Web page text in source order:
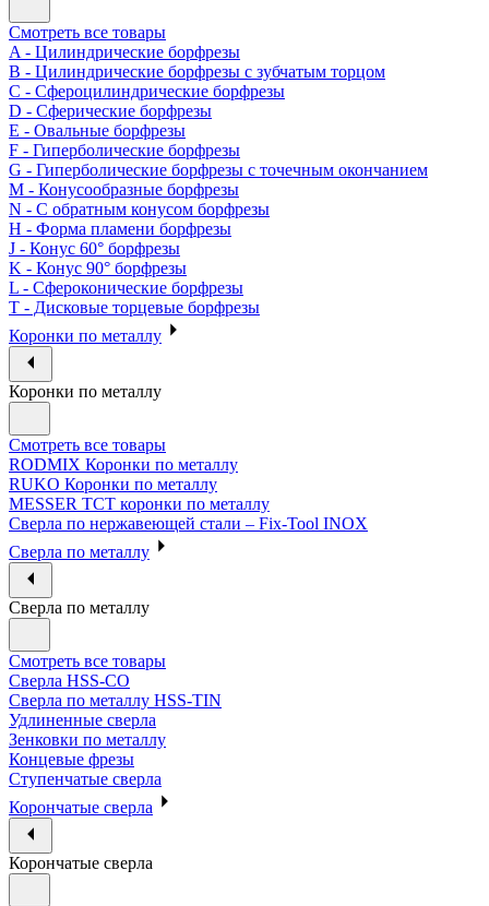
Смотреть все товары
A - Цилиндрические борфрезы
B - Цилиндрические борфрезы с зубчатым торцом
C - Сфероцилиндрические борфрезы
D - Сферические борфрезы
E - Овальные борфрезы
F - Гиперболические борфрезы
G - Гиперболические борфрезы с точечным окончанием
M - Конусообразные борфрезы
N - С обратным конусом борфрезы
H - Форма пламени борфрезы
J - Конус 60° борфрезы
K - Конус 90° борфрезы
L - Сфероконические борфрезы
T - Дисковые торцевые борфрезы
Коронки по металлу
Коронки по металлу
Смотреть все товары
RODMIX Коронки по металлу
RUKO Коронки по металлу
MESSER ТСТ коронки по металлу
Сверла по нержавеющей стали – Fix-Tool INOX
Сверла по металлу
Сверла по металлу
Смотреть все товары
Сверла HSS-CO
Сверла по металлу HSS-TIN
Удлиненные сверла
Зенковки по металлу
Концевые фрезы
Ступенчатые сверла
Корончатые сверла
Корончатые сверла